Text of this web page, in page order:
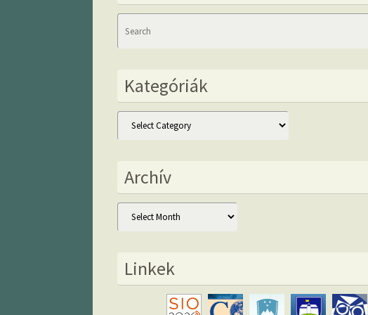
Kategóriák
Kategóriák
Archív
Archív
Linkek